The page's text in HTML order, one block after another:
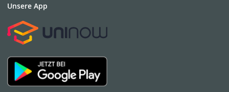
Unsere App